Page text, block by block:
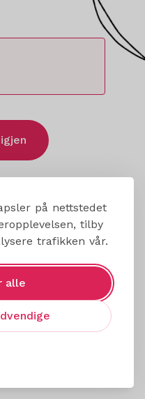
på nettstedet
tilby
trafikken vår.
alle